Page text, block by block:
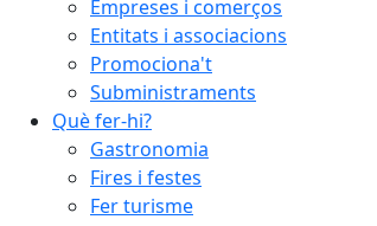
Empreses i comerços
Entitats i associacions
Promociona't
Subministraments
Què fer-hi?
Gastronomia
Fires i festes
Fer turisme